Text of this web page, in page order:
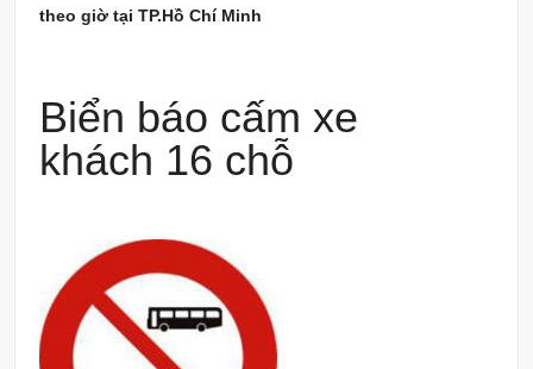
theo giờ tại TP.Hồ Chí Minh
Biển báo cấm xe
khách 16 chỗ